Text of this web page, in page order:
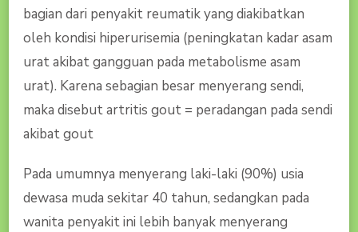
bagian dari penyakit reumatik yang diakibatkan
oleh kondisi hiperurisemia (peningkatan kadar asam
urat akibat gangguan pada metabolisme asam
urat). Karena sebagian besar menyerang sendi,
maka disebut artritis gout = peradangan pada sendi
akibat gout
Pada umumnya menyerang laki-laki (90%) usia
dewasa muda sekitar 40 tahun, sedangkan pada
wanita penyakit ini lebih banyak menyerang